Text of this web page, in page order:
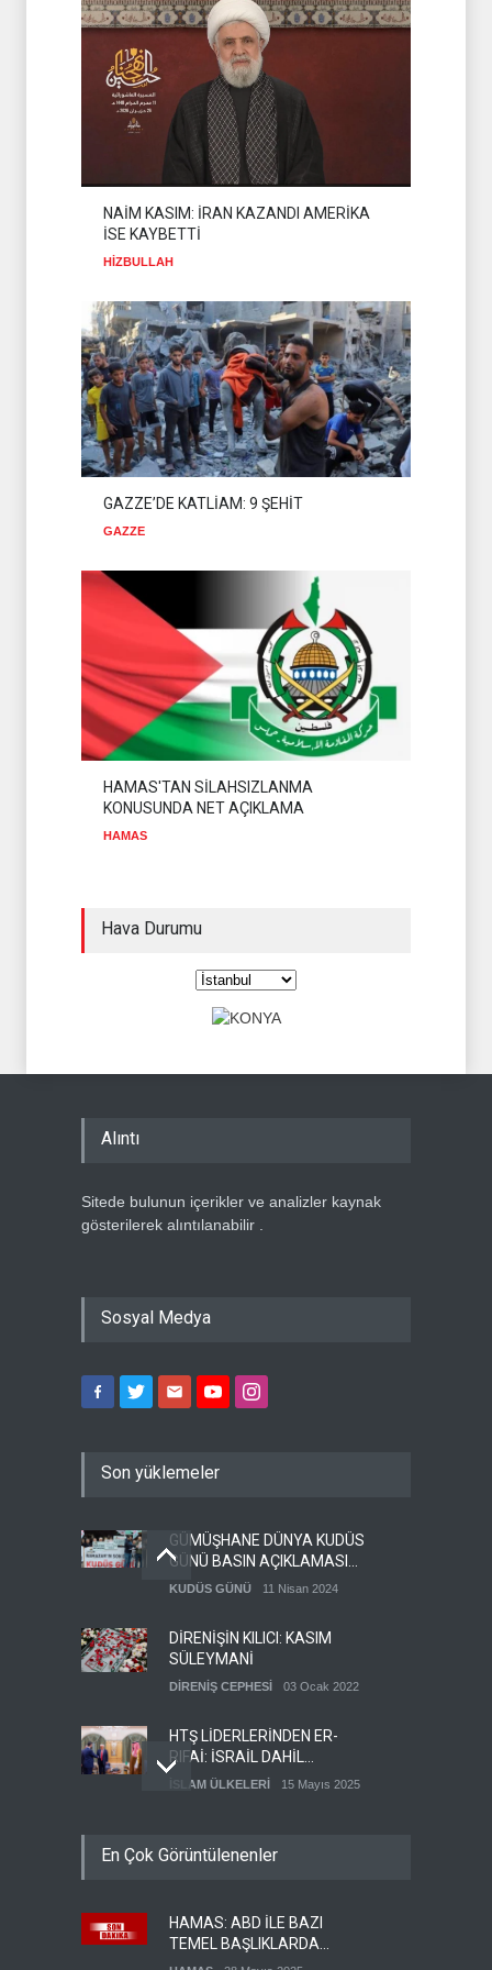
SALDIRILARI KINADI
HİZBULLAH
NAİM KASIM: İRAN KAZANDI AMERİKA
İSE KAYBETTİ
HİZBULLAH
GAZZE’DE KATLİAM: 9 ŞEHİT
GAZZE
HAMAS'TAN SİLAHSIZLANMA
KONUSUNDA NET AÇIKLAMA
HAMAS
Hava Durumu
Alıntı
Sitede bulunun içerikler ve analizler kaynak
gösterilerek alıntılanabilir .
Sosyal Medya
Son yüklemeler
GÜMÜŞHANE DÜNYA KUDÜS
GÜNÜ BASIN AÇIKLAMASI
(VİDEO-FOTO)
KUDÜS GÜNÜ 11 Nisan 2024
DİRENİŞİN KILICI: KASIM
SÜLEYMANİ
DİRENİŞ CEPHESİ 03 Ocak 2022
HTŞ LİDERLERİNDEN ER-
RIFAİ: İSRAİL DAHİL
HERKESLE BARIŞ
İSLAM ÜLKELERİ 15 Mayıs 2025
TEMSİLCİSİ EBU
İŞGALCİ İSRAİL ORDUSU
YEDEK ASKERLERİ GÖREVE
En Çok Görüntülenenler
HAMAS: ABD İLE BAZI
TEMEL BAŞLIKLARDA
MUTABAKATA VARDIK